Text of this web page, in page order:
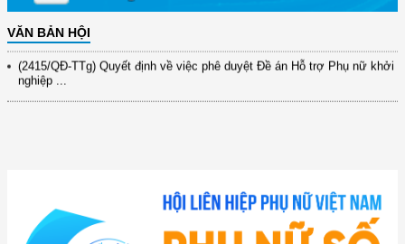
VĂN BẢN HỘI
(891/KH-ĐCT) Kế hoạch thực hiện Nghị quyết số 72-NQ/TW ngày
9/9/2025 của Bộ ...
(2415/QĐ-TTg) Quyết định về việc phê duyệt Đề án Hỗ trợ Phụ nữ khởi
nghiệp ...